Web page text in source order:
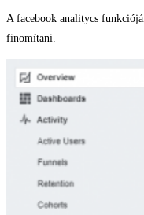
A facebook analitycs
finomítani.